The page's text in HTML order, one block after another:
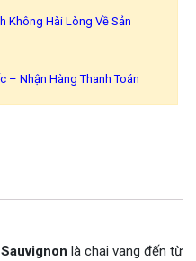
Không Hài Lòng Về Sản
– Nhận Hàng Thanh Toán
là chai vang đến từ